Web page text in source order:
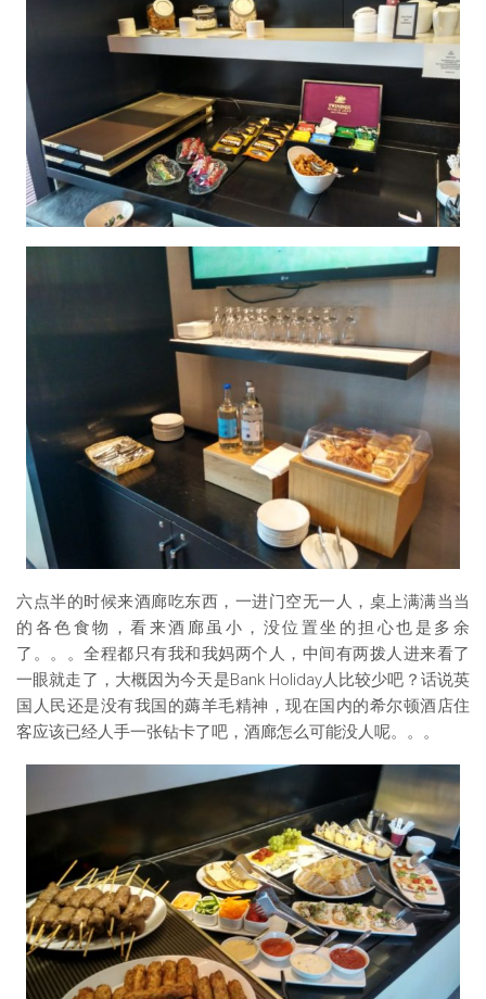
六点半的时候来酒廊吃东西，一进门空无一人，桌上满满当当
的各色食物，看来酒廊虽小，没位置坐的担心也是多余
了。。。全程都只有我和我妈两个人，中间有两拨人进来看了
一眼就走了，大概因为今天是Bank Holiday人比较少吧？话说英
国人民还是没有我国的薅羊毛精神，现在国内的希尔顿酒店住
客应该已经人手一张钻卡了吧，酒廊怎么可能没人呢。。。